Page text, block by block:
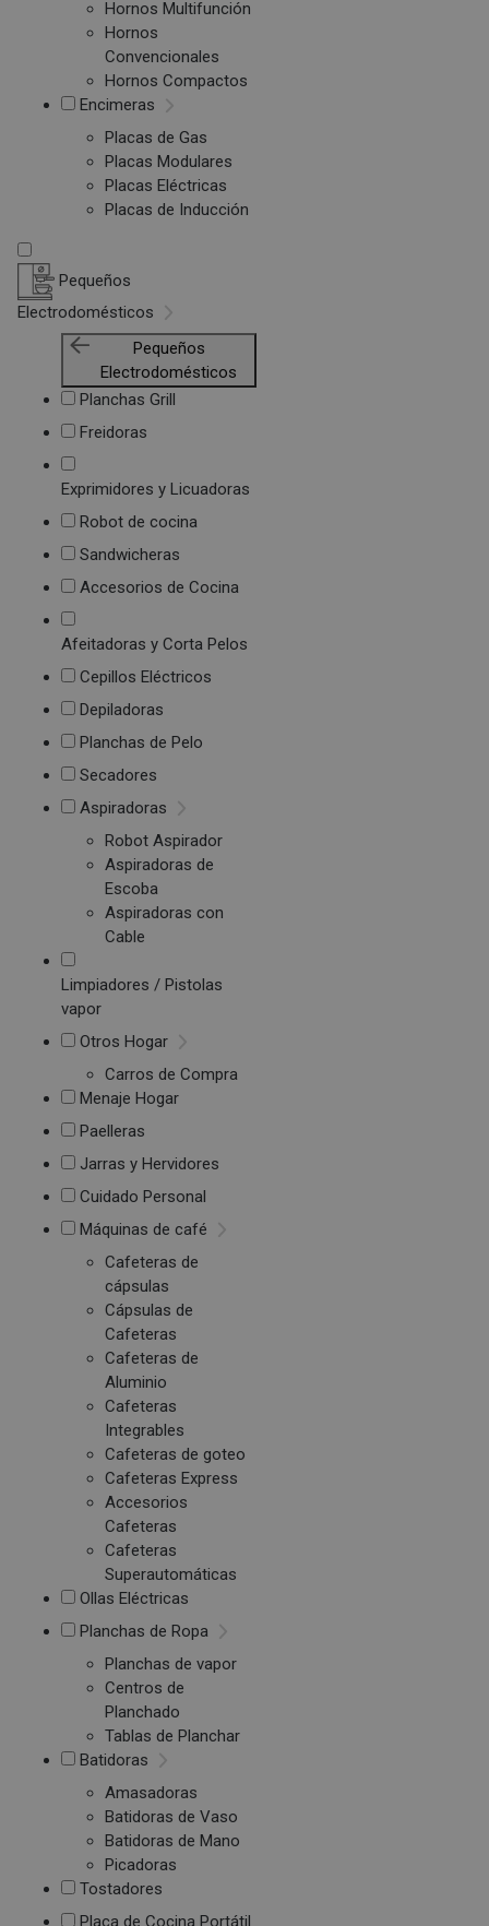
Hornos Multifunción
Hornos
Convencionales
Hornos Compactos
Encimeras
Placas de Gas
Placas Modulares
Placas Eléctricas
Placas de Inducción
Pequeños
Electrodomésticos
Pequeños
Electrodomésticos
Planchas Grill
Freidoras
Exprimidores y Licuadoras
Robot de cocina
Sandwicheras
Accesorios de Cocina
Afeitadoras y Corta Pelos
Cepillos Eléctricos
Depiladoras
Planchas de Pelo
Secadores
Aspiradoras
Robot Aspirador
Aspiradoras de
Escoba
Aspiradoras con
Cable
Limpiadores / Pistolas
vapor
Otros Hogar
Carros de Compra
Menaje Hogar
Paelleras
Jarras y Hervidores
Cuidado Personal
Máquinas de café
Cafeteras de
cápsulas
Cápsulas de
Cafeteras
Cafeteras de
Aluminio
Cafeteras
Integrables
Cafeteras de goteo
Cafeteras Express
Accesorios
Cafeteras
Cafeteras
Superautomáticas
Ollas Eléctricas
Planchas de Ropa
Planchas de vapor
Centros de
Planchado
Tablas de Planchar
Batidoras
Amasadoras
Batidoras de Vaso
Batidoras de Mano
Picadoras
Tostadores
Placa de Cocina Portátil